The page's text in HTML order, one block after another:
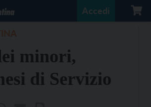
Accedi
minori,
di Servizio